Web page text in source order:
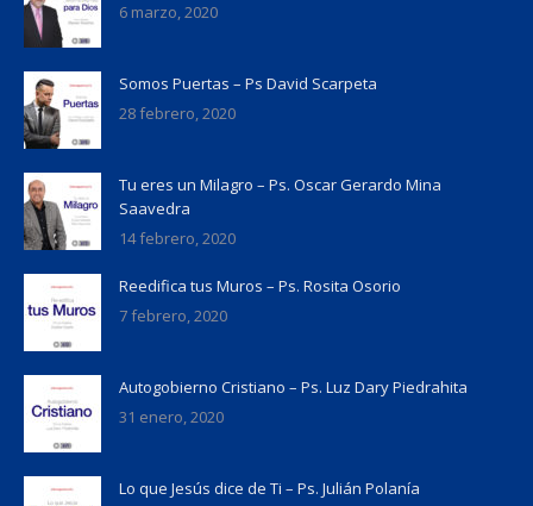
6 marzo, 2020
Somos Puertas – Ps David Scarpeta
28 febrero, 2020
Tu eres un Milagro – Ps. Oscar Gerardo Mina
Saavedra
14 febrero, 2020
Reedifica tus Muros – Ps. Rosita Osorio
7 febrero, 2020
Autogobierno Cristiano – Ps. Luz Dary Piedrahita
31 enero, 2020
Lo que Jesús dice de Ti – Ps. Julián Polanía